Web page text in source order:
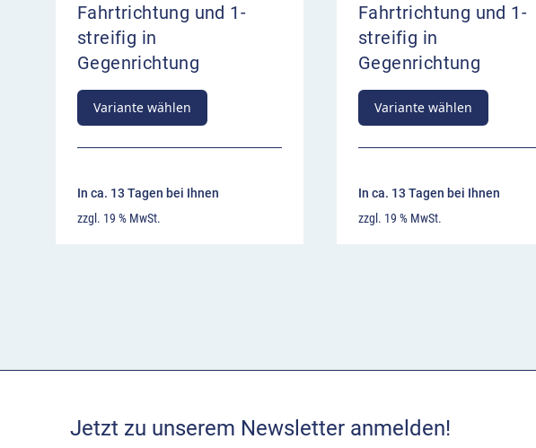
Fahrtrichtung und 1-
streifig in
Gegenrichtung
Variante wählen
In ca. 13 Tagen bei Ihnen
zzgl. 19 % MwSt.
Fahrtrichtung und 1-
streifig in
Gegenrichtung
Variante wählen
In ca. 13 Tagen bei Ihnen
zzgl. 19 % MwSt.
Jetzt zu unserem Newsletter anmelden!